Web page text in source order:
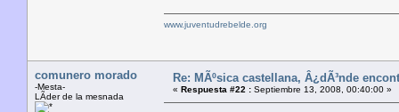
www.juventudrebelde.org
comunero morado
-Mesta-
LÃ­der de la mesnada
Re: MÃºsica castellana, Â¿dÃ³nde
« Respuesta #22 : Septiembre 13, 2008, 00:40:00 »